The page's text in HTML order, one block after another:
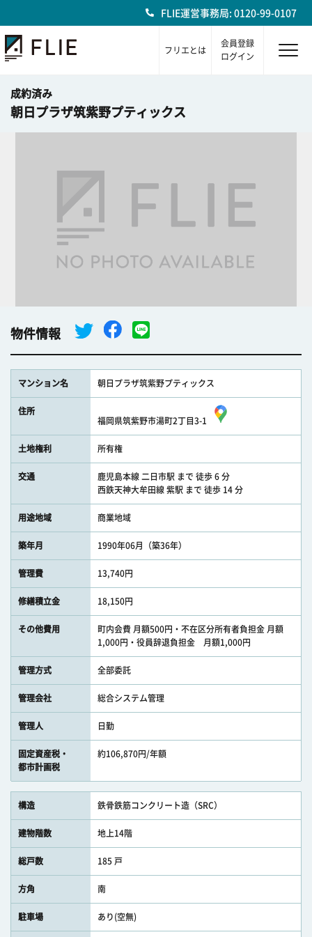
FLIE運営事務局: 0120-99-0107
フリエとは
会員登録
ログイン
成約済み
朝日プラザ筑紫野プティックス
物件情報
マンション名 朝日プラザ筑紫野プティックス
住所
福岡県筑紫野市湯町2丁目3-1
土地権利 所有権
交通
鹿児島本線 二日市駅 まで 徒歩 6 分
西鉄天神大牟田線 紫駅 まで 徒歩 14 分
用途地域 商業地域
築年月 1990年06月（築36年）
管理費 13,740円
修繕積立金 18,150円
その他費用
町内会費 月額500円・不在区分所有者負担金 月額
1,000円・役員辞退負担金 月額1,000円
管理方式 全部委託
管理会社 総合システム管理
管理人 日勤
固定資産税・
都市計画税
約106,870円/年額
構造 鉄骨鉄筋コンクリート造（SRC）
建物階数 地上14階
総戸数 185 戸
方角 南
駐車場 あり(空無)